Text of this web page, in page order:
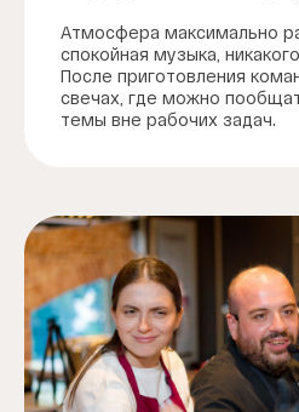
Атмосфера максимально
спокойная музыка,
После приготовления
свечах, где можно
темы вне рабочих задач.